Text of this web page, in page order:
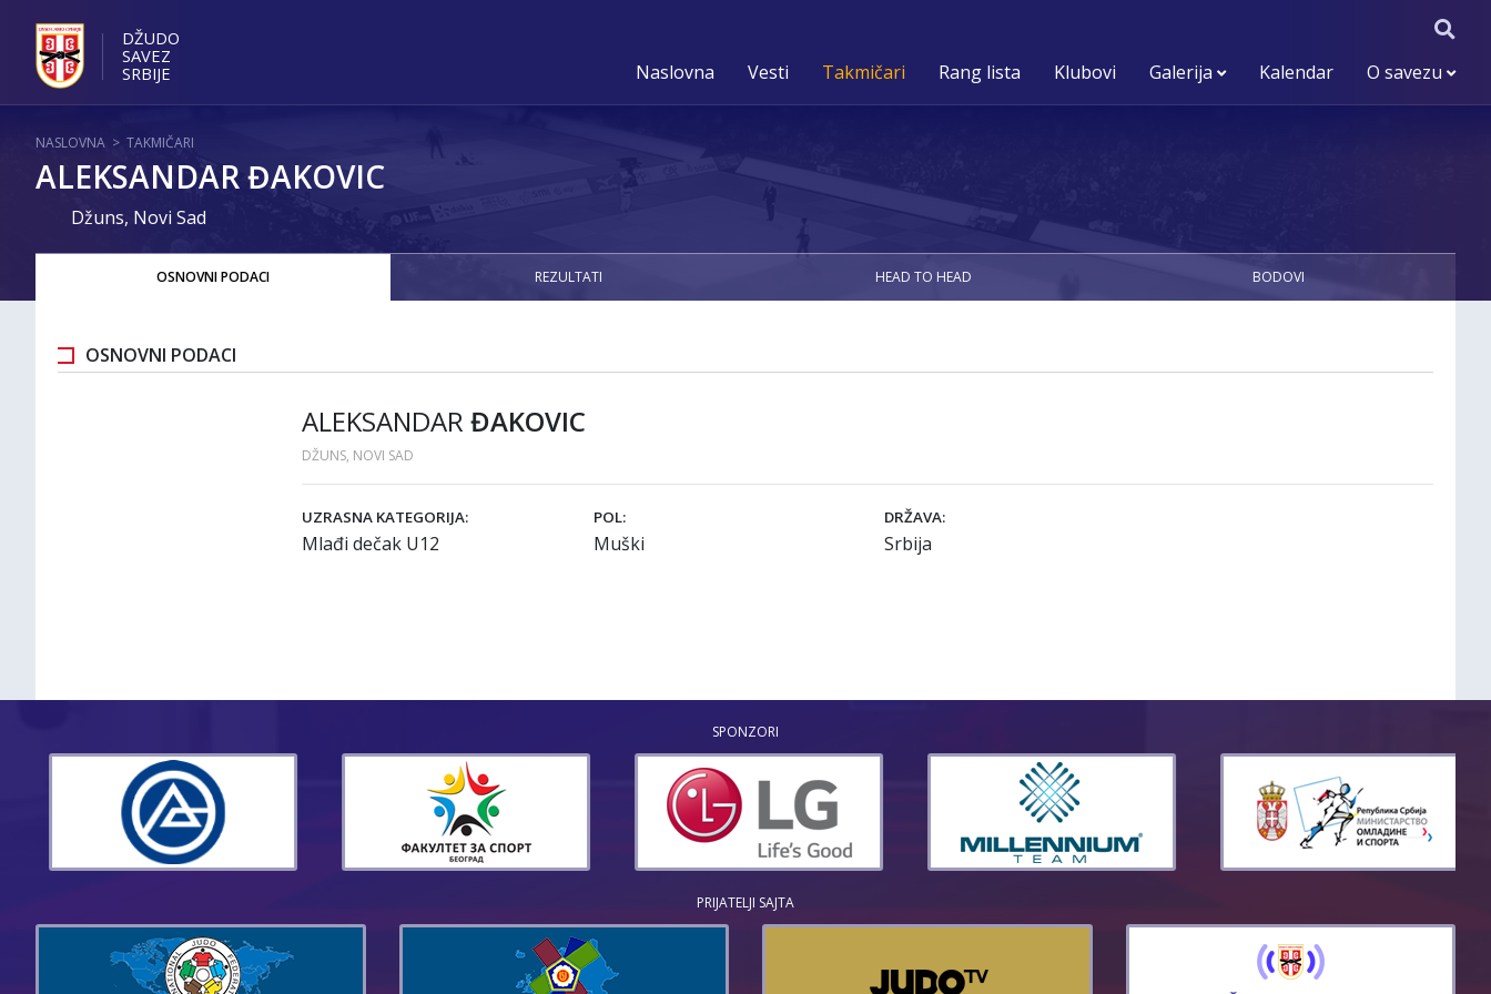
DŽUDO
SAVEZ
SRBIJE
Naslovna Vesti Takmičari Rang lista Klubovi Galerija Kalendar O savezu
NASLOVNA > TAKMIČARI
ALEKSANDAR ĐAKOVIC
Džuns, Novi Sad
OSNOVNI PODACI REZULTATI HEAD TO HEAD BODOVI
OSNOVNI PODACI
ALEKSANDAR ĐAKOVIC
DŽUNS, NOVI SAD
UZRASNA KATEGORIJA:
Mlađi dečak U12
POL:
Muški
DRŽAVA:
Srbija
SPONZORI
PRIJATELJI SAJTA